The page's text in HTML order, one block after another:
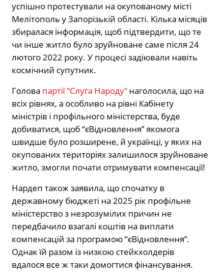
успішно протестували на окупованому місті
Мелітополь у Запорізькій області. Кілька місяців
збиралася інформація, щоб підтвердити, що те
чи інше житло було зруйноване саме після 24
лютого 2022 року. У процесі задіювали навіть
космічний супутник.
Голова партії “Слуга Народу” наголосила, що на
всіх рівнях, а особливо на рівні Кабінету
міністрів і профільного міністерства, буде
добиватися, щоб “єВідновлення” якомога
швидше було розширене, й українці, у яких на
окупованих територіях залишилося зруйноване
житло, змогли почати отримувати компенсації!
Нардеп також заявила, що спочатку в
державному бюджеті на 2025 рік профільне
міністерство з незрозумілих причин не
передбачило взагалі коштів на виплати
компенсацій за програмою “єВідновлення”.
Однак їй разом із низкою стейкхолдерів
вдалося все ж таки домогтися фінансування.